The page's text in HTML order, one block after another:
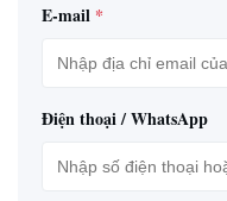
E-mail *
Điện thoại / WhatsApp